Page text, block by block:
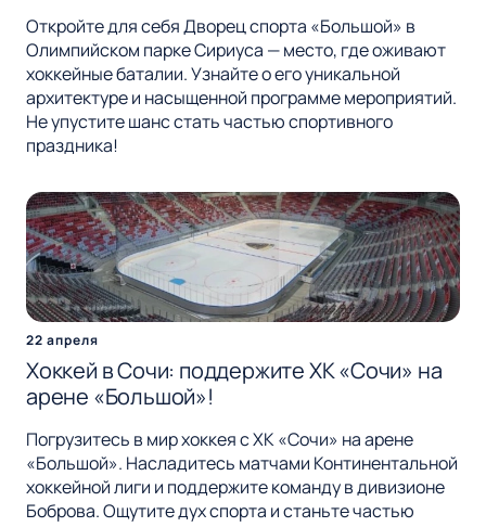
Откройте для себя Дворец спорта «Большой» в
Олимпийском парке Сириуса — место, где оживают
хоккейные баталии. Узнайте о его уникальной
архитектуре и насыщенной программе мероприятий.
Не упустите шанс стать частью спортивного
праздника!
22 апреля
Хоккей в Сочи: поддержите ХК «Сочи» на
арене «Большой»!
Погрузитесь в мир хоккея с ХК «Сочи» на арене
«Большой». Насладитесь матчами Континентальной
хоккейной лиги и поддержите команду в дивизионе
Боброва. Ощутите дух спорта и станьте частью